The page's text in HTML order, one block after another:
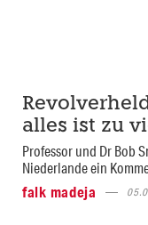
alles ist zu
Professor und Dr Bob
Niederlande ein
falk madeja